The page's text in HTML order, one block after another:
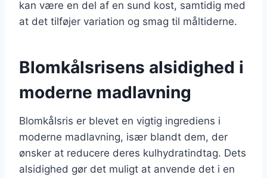
kan være en del af en sund kost, samtidig med
at det tilføjer variation og smag til måltiderne.
Blomkålsrisens alsidighed i
moderne madlavning
Blomkålsris er blevet en vigtig ingrediens i
moderne madlavning, især blandt dem, der
ønsker at reducere deres kulhydratindtag. Dets
alsidighed gør det muligt at anvende det i en